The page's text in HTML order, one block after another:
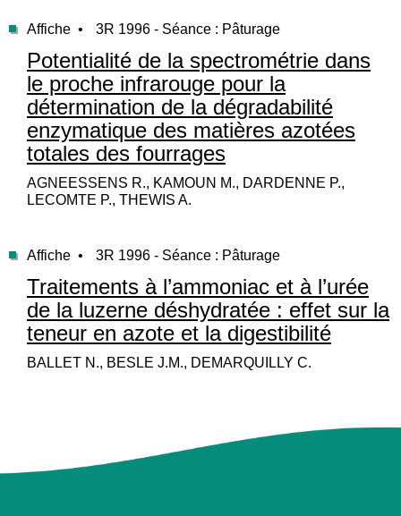
Affiche • 3R 1996 - Séance : Pâturage
Potentialité de la spectrométrie dans
le proche infrarouge pour la
détermination de la dégradabilité
enzymatique des matières azotées
totales des fourrages
AGNEESSENS R., KAMOUN M., DARDENNE P.,
LECOMTE P., THEWIS A.
Affiche • 3R 1996 - Séance : Pâturage
Traitements à l’ammoniac et à l’urée
de la luzerne déshydratée : effet sur la
teneur en azote et la digestibilité
BALLET N., BESLE J.M., DEMARQUILLY C.